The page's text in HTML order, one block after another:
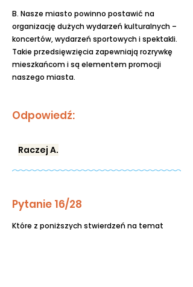
B. Nasze miasto powinno postawić na
organizację dużych wydarzeń kulturalnych –
koncertów, wydarzeń sportowych i spektakli.
Takie przedsięwzięcia zapewniają rozrywkę
mieszkańcom i są elementem promocji
naszego miasta.
Odpowiedź:
Raczej A.
Pytanie 16/28
Które z poniższych stwierdzeń na temat